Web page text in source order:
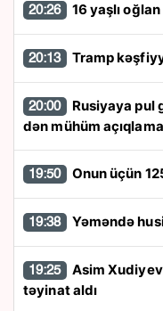
20:26 16 yaşlı
20:13 Tramp
20:00
dən mühüm açıqlama
19:50 Onun üçün
19:38 Yəməndə
19:25
təyinat aldı